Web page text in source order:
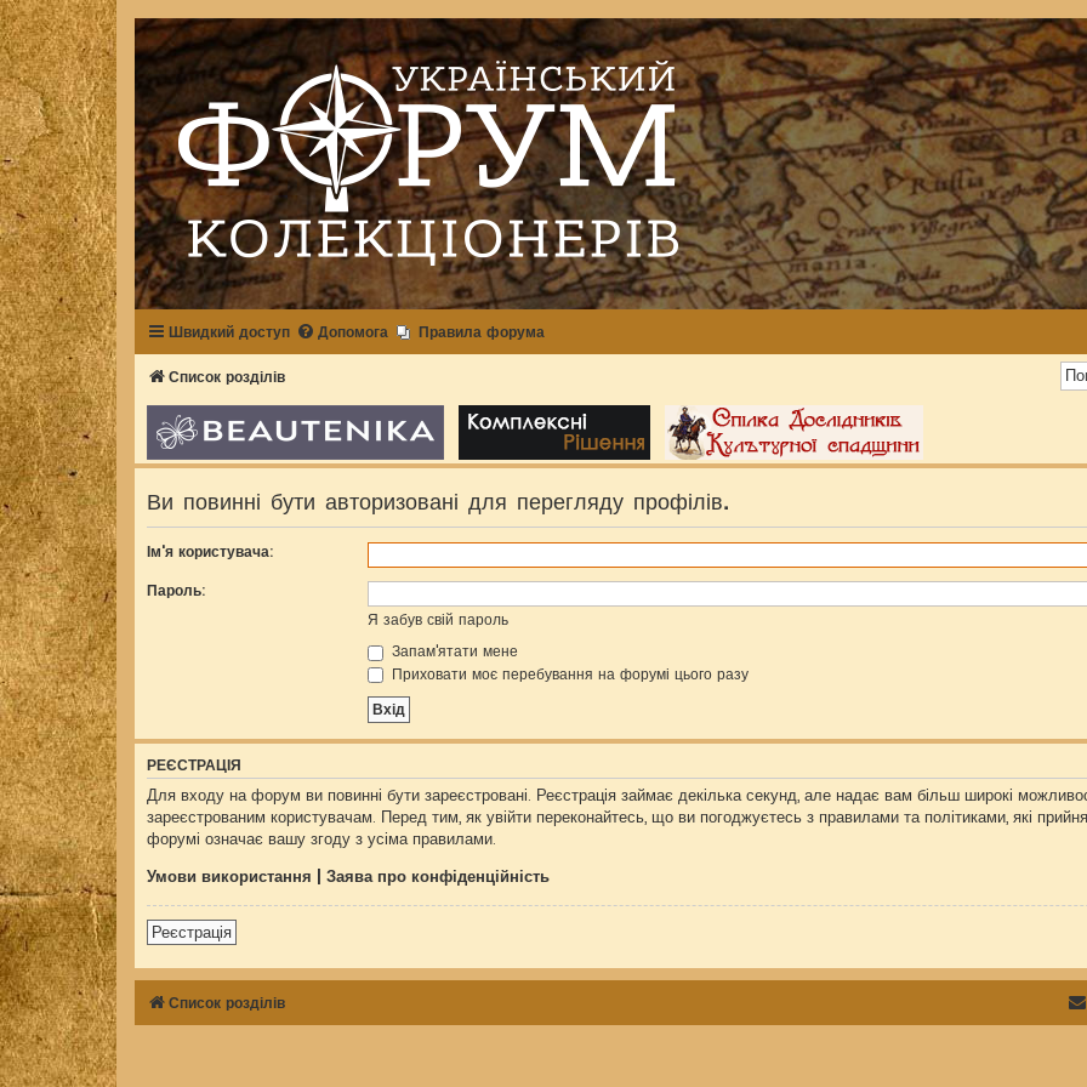
Швидкий доступ Допомога Правила форума
Список розділів
Ви повинні бути авторизовані для перегляду профілів.
Ім'я користувача:
Пароль:
Я забув свій пароль
Запам'ятати мене
Приховати моє перебування на форумі цього разу
РЕЄСТРАЦІЯ
Для входу на форум ви повинні бути зареєстровані. Реєстрація займає декілька секунд, але надає вам більш широкі
зареєстрованим користувачам. Перед тим, як увійти переконайтесь, що ви погоджуєтесь з правилами та політиками, які
форумі означає вашу згоду з усіма правилами.
Умови використання
Заява про конфіденційність
Реєстрація
Список розділів